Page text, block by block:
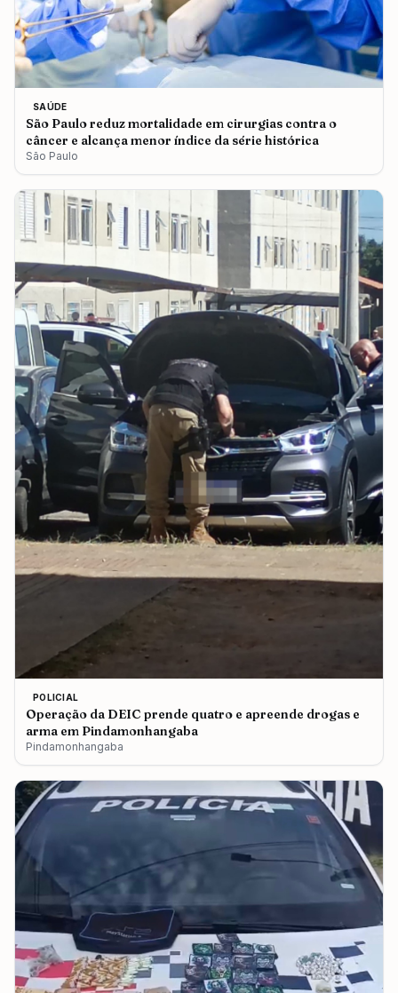
SAÚDE
São Paulo reduz mortalidade em cirurgias contra o
câncer e alcança menor índice da série histórica
São Paulo
POLICIAL
Operação da DEIC prende quatro e apreende drogas e
arma em Pindamonhangaba
Pindamonhangaba